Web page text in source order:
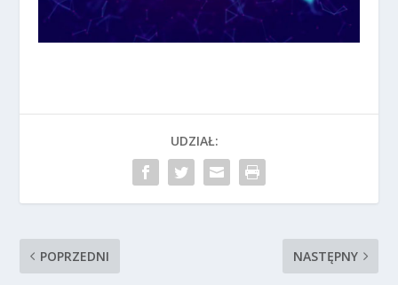
UDZIAŁ:
POPRZEDNI NASTĘPNY